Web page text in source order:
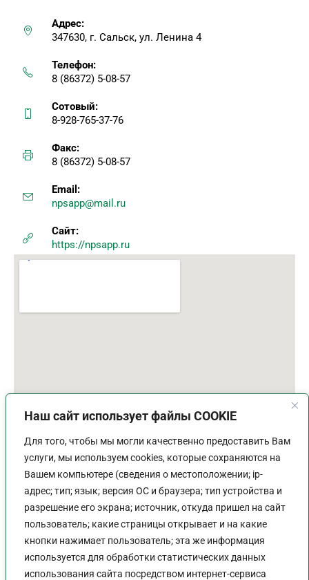
Наш сайт использует файлы COOKIE
Для того, чтобы мы могли качественно предоставить Вам
услуги, мы используем cookies, которые сохраняются на
Вашем компьютере (сведения о местоположении; ip-
адрес; тип; язык; версия ОС и браузера; тип устройства и
разрешение его экрана; источник, откуда пришел на сайт
пользователь; какие страницы открывает и на какие
кнопки нажимает пользователь; эта же информация
используется для обработки статистических данных
использования сайта посредством интернет-сервиса
Адрес:
347630, г. Сальск, ул. Ленина 4
Телефон:
8 (86372) 5-08-57
Сотовый:
8-928-765-37-76
Факс:
8 (86372) 5-08-57
Email:
npsapp@mail.ru
Сайт:
https://npsapp.ru
График работы
Пн-Пт:9:00 - 18:00
Перерыв:13:00 - 14:00